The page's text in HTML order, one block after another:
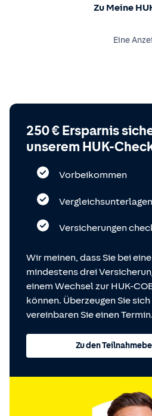
Zu Meine
Eine
250 € Ersparnis
unserem HUK-
Vorbeikommen
Versicherungen
Wir meinen, dass Sie bei
mindestens drei
einem Wechsel zur HUK-
können. Überzeugen Sie
vereinbaren Sie einen Termin.
Zu den